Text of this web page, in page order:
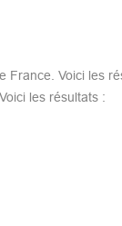
France. Voici les
les résultats :